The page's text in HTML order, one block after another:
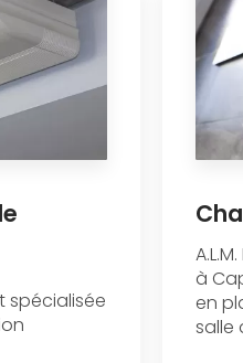
spécialisée
à
en
salle